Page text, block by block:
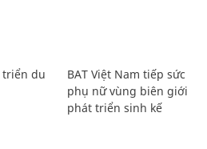
du
BAT Việt Nam tiếp sức
phụ nữ vùng biên giới
phát triển sinh kế